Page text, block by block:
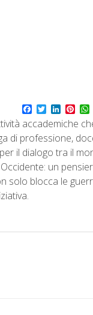
F
a
c
e
b
o
o
k
T
w
i
t
t
e
r
L
i
n
k
e
d
I
n
P
i
n
t
e
r
e
s
t
t
accademiche
di professione,
il dialogo tra il
un
solo blocca le